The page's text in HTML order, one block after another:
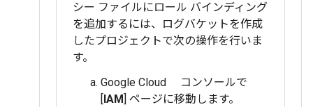
シー ファイルにロール バインディング
を追加するには、ログバケットを作成
したプロジェクトで次の操作を行いま
す。
Google Cloud コンソールで
IAM ] ページに移動します。